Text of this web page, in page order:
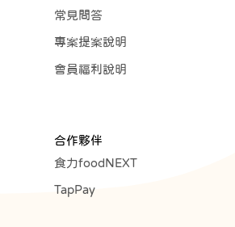
常見問答
專案提案說明
會員福利說明
合作夥伴
食力foodNEXT
TapPay